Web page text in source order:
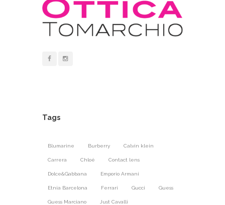
Tags
Blumarine Burberry Calvin klein
Carrera Chloé Contact lens
Dolce&Gabbana Emporio Armani
Etnia Barcelona Ferrari Gucci Guess
Guess Marciano Just Cavalli